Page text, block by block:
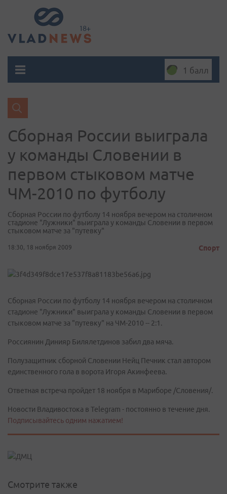
1 балл
Сборная России выиграла
у команды Словении в
первом стыковом матче
ЧМ-2010 по футболу
Сборная России по футболу 14 ноября вечером на столичном
стадионе "Лужники" выиграла у команды Словении в первом
стыковом матче за "путевку"
18:30, 18 ноября 2009 Спорт
Сборная России по футболу 14 ноября вечером на столичном
стадионе "Лужники" выиграла у команды Словении в первом
стыковом матче за "путевку" на ЧМ-2010 -- 2:1.
Россиянин Динияр Билялетдинов забил два мяча.
Полузащитник сборной Словении Нейц Печник стал автором
единственного гола в ворота Игоря Акинфеева.
Ответная встреча пройдет 18 ноября в Мариборе /Словения/.
Новости Владивостока в Telegram - постоянно в течение дня.
Подписывайтесь одним нажатием!
Смотрите также